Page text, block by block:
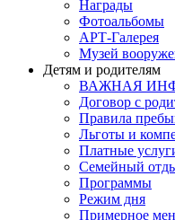
Награды
Фотоальбомы
АРТ-Галерея
Музей
Детям и родителям
ВАЖНАЯ
Договор с
Правила
Льготы и
Платные
Семейный
Программы
Режим дня
Примерное